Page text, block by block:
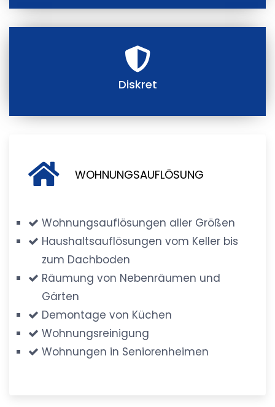
Diskret
WOHNUNGSAUFLÖSUNG
Wohnungsauflösungen aller Größen
Haushaltsauflösungen vom Keller bis
zum Dachboden
Räumung von Nebenräumen und
Gärten
Demontage von Küchen
Wohnungsreinigung
Wohnungen in Seniorenheimen